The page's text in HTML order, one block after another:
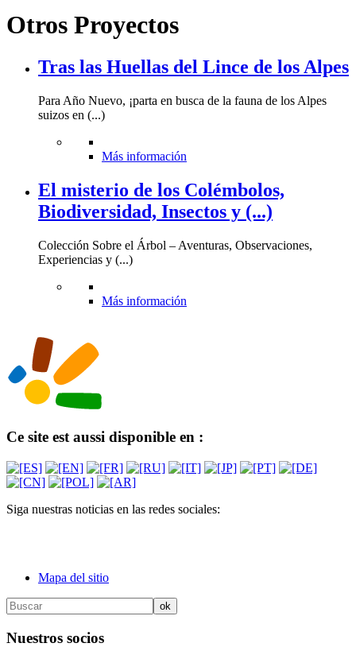
Otros Proyectos
Tras las Huellas del Lince de los Alpes
Para Año Nuevo, ¡parta en busca de la fauna de los Alpes
suizos en (...)
Más información
El misterio de los Colémbolos,
Biodiversidad, Insectos y (...)
Colección Sobre el Árbol – Aventuras, Observaciones,
Experiencias y (...)
Más información
Ce site est aussi disponible en :
Siga nuestras noticias en las redes sociales:
Mapa del sitio
Nuestros socios